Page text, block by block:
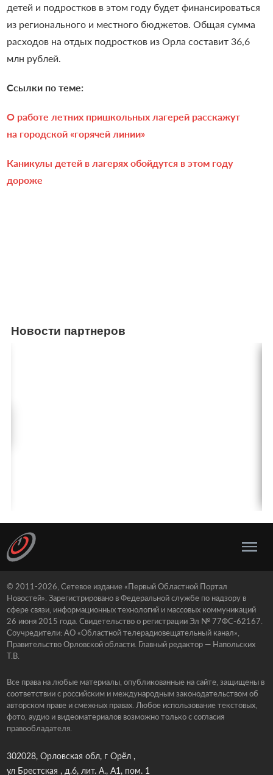
детей и подростков в этом году будет финансироваться
из регионального и местного бюджетов. Общая сумма
расходов на отдых подростков из Орла составит 36,6
млн рублей.
Ссылки по теме:
О работе летних пришкольных лагерей расскажут
на городской «горячей линии»
Каникулы детей в лагерях обойдутся в этом году
дороже
Новости партнеров
© 2011-2026, Сетевое издание «Первый Областной Портал
Новостей». Зарегистрировано в Федеральной службе по надзору в
сфере связи, информационных технологий и массовых коммуникаций
26 июня 2015 года. Свидетельство о регистрации Эл № 77ФС-62167.
Соучредители: АО «Областной телерадиовещательный канал»,
Правительство Орловской области. Главный редактор — Напольских
Т.В.
Все права на любые материалы, опубликованные на сайте, защищены в
соответствии с российским и международным законодательством об
авторском праве и смежных правах. Любое использование текстовых,
фото, аудио и видеоматериалов возможно только с согласия
правообладателя.
302028, Орловская обл, г Орёл ,
ул Брестская , д.6, лит. А., А1, пом. 1